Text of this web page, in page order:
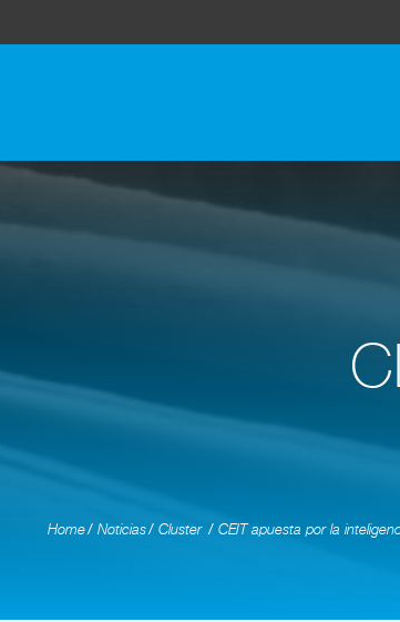
Home Noticias Cluster CEIT apuesta por la